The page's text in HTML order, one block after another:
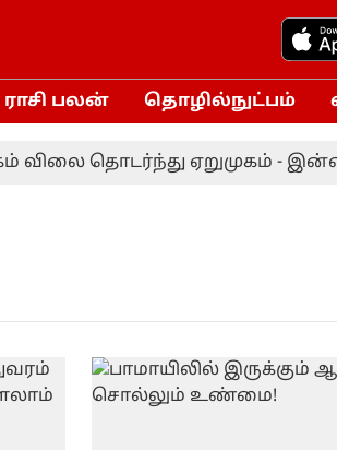
ராசி பலன் தொழில்நுட்பம்
விலை தொடர்ந்து ஏறுமுகம் -